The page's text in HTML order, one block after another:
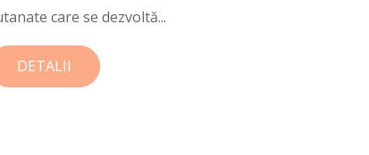
care se dezvoltă...
DETALII